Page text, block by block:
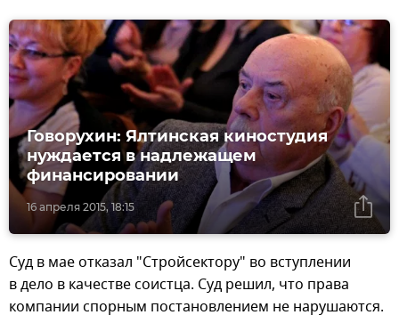
16 апреля 2015, 18:15
Говорухин: Ялтинская киностудия
нуждается в надлежащем
финансировании
Суд в мае отказал "Стройсектору" во вступлении
в дело в качестве соистца. Суд решил, что права
компании спорным постановлением не нарушаются.